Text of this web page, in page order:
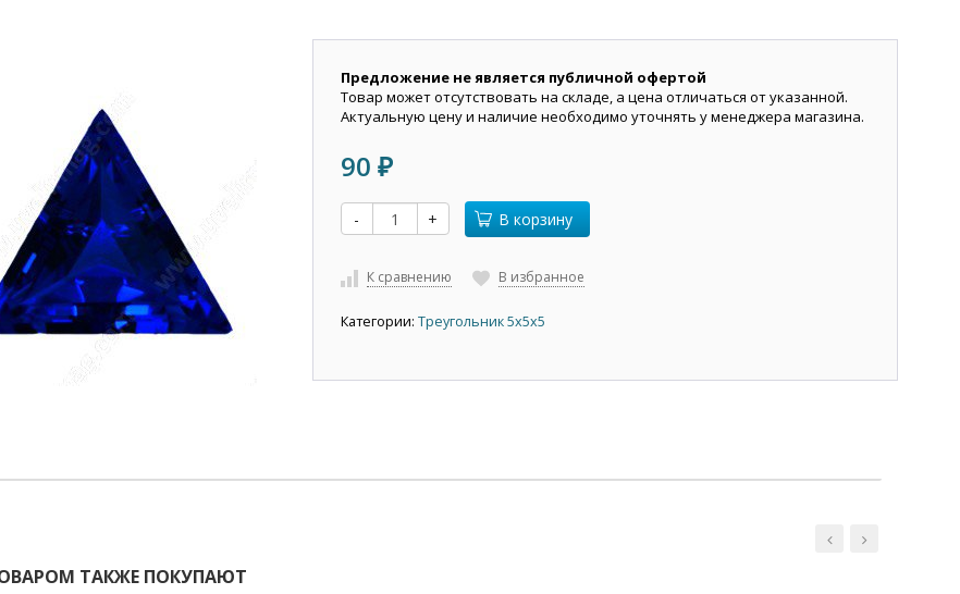
Предложение не является публичной офертой
Товар может отсутствовать на складе, а цена отличаться от указанной.
Актуальную цену и наличие необходимо уточнять у менеджера магазина.
90 ₽
- + В корзину
К сравнению В избранное
Категории: Треугольник 5х5х5
ТАКЖЕ ПОКУПАЮТ